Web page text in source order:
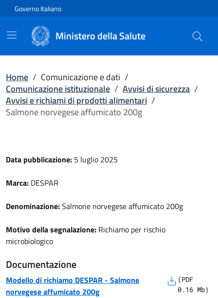
Vai direttamente al contenuto
Governo Italiano
Ministero della Salute
Home / Comunicazione e dati /
Comunicazione istituzionale / Avvisi di sicurezza /
Avvisi e richiami di prodotti alimentari /
Salmone norvegese affumicato 200g
Data pubblicazione: 5 luglio 2025
Marca: DESPAR
Denominazione:Salmone norvegese affumicato 200g
Motivo della segnalazione: Richiamo per rischio
microbiologico
Documentazione
Modello di richiamo DESPAR- Salmone
norvegese affumicato 200g
(PDF
0.16 Mb)